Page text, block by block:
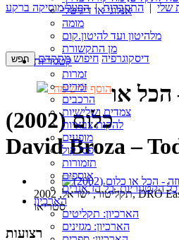
אנלוגי או דיגיטלי
מומה
מלהיטון ועד להיטון.קום
מן התקשורת
קטגוריות
זמרות
זמרים
הרכבים
צמדים ושלישיות
להקות צבאיות
מופעים
פסי קול
תזמורות
אוספים
כל הקטגוריות, כל הז’אנרים
הארכיון
הארכיון: תקליטים
הארכיון: מגזינים
שלי |התחברות|הפעל מוסיקה ברקע
דיסקוגרפיה חיפוש מתקדם
הוסף לרשימההכל או
כלום (2002)
David Broza –
תקליטור, ישראל, 2002, DRO East West/Warner Records,
סטריאו
רצועות